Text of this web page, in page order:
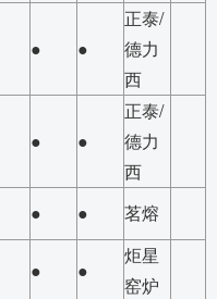
● ●
正泰/
德力
西
● ●
正泰/
德力
西
● ● 茗熔
● ●
炬星
窑炉